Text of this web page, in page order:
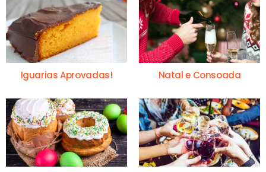
Iguarias Aprovadas! Natal e Consoada